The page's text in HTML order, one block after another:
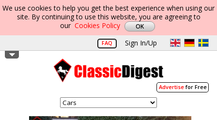
We use cookies to help you get the best experience when using our
site. By continuing to use this website, you are agreeing to
our Cookies Policy
FAQ Sign In/Up
Advertisefor Free